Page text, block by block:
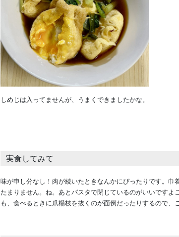
しめじは入ってませんが、うまくできましたかな。
実食してみて
味が申し分なし！肉が続いたときなんかにぴったりです。巾
たまりません。ね。あとパスタで閉じているのがいいです
も、食べるときに爪楊枝を抜くのが面倒だったりするので、